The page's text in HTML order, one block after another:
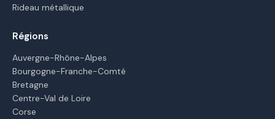
Rideau métallique
Régions
Auvergne-Rhône-Alpes
Bourgogne-Franche-Comté
Bretagne
Centre-Val de Loire
Corse